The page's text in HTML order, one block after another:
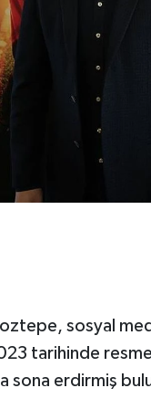
sosyal
tarihinde
sona erdirmiş